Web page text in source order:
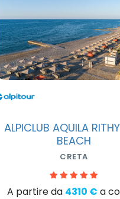
ALPICLUB AQUILA
BEACH
CRETA
A partire da 4310 € a